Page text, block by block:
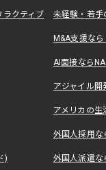
クティブ 未経験・若手
M&A支援な
AI面接なら
アジャイル
アメリカの
外国人採用
) 外国人派遣な